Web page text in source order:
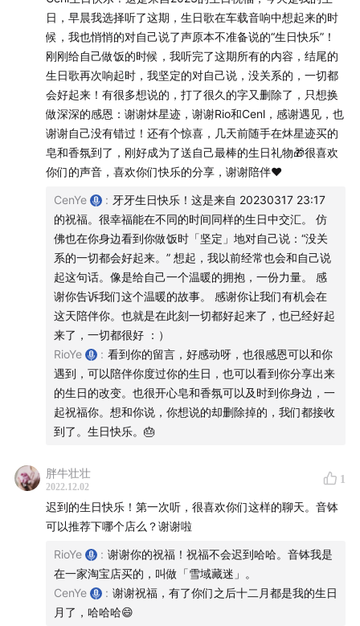
的认知以及其他天马行空的无止尽的意义探讨。
🥳 如果你喜欢我们的节目，欢迎和我们做朋友！
如果你想要支持我们：
1 留言、私信或邮件 告诉我们你的想法
2 和我们一起，传递爱和祝福
3 和我们一起，每天参究自我
4 在「炑星迹」公众号 私信回复「支持」扫描二维码赞
5 在「炑星迹」的 微信/小红书 小店选购适合的产品】
我们的每一个产品都是由 Cen 手作，我们确信「健康的生
活来源于有意识的消费」，非常期待认识和我们一样或者
不一样的，对生活有热情、对生命有热爱的小伙伴们。也
非常感谢大家支持我们继续分享更多的领悟和产品。
参究自我」
E38 疗愈 I 即时破局疗愈法：跳出和识别过去的循环模
E39 疗愈 I 你的情绪就是你的能量
E41 疗愈 I 当你打压「小我」的时候，其实就是在打压
你自己
E42 疗愈 I 冥想是一件快乐的事
E43 参究自我 I 空性：让生命来活你
日，早晨我选择听了这期，生日歌在车载音响中想起来的时
候，我也悄悄的对自己说了声原本不准备说的“生日快乐”！
刚刚给自己做饭的时候，我听完了这期所有的内容，结尾的
生日歌再次响起时，我坚定的对自己说，没关系的，一切都
会好起来！有很多想说的，打了很久的字又删除了，只想换
做深深的感恩：谢谢炑星迹，谢谢Rio和Cenl，感谢遇见，也
谢谢自己没有错过！还有个惊喜，几天前随手在炑星迹买的
皂和香氛到了，刚好成为了送自己最棒的生日礼物🎁很喜欢
你们的声音，喜欢你们快乐的分享，谢谢陪伴♥️
CenYe : 牙牙生日快乐！这是来自 20230317 23:17
的祝福。很幸福能在不同的时间同样的生日中交汇。 仿
佛也在你身边看到你做饭时「坚定」地对自己说：“没关
系的一切都会好起来。” 想起，我以前经常也会和自己说
起这句话。像是给自己一个温暖的拥抱，一份力量。 感
谢你告诉我们这个温暖的故事。 感谢你让我们有机会在
这天陪伴你。也就是在此刻一切都好起来了，也已经好起
来了，一切都很好 ：）
RioYe
: 看到你的留言，好感动呀，也很感恩可以和你
遇到，可以陪伴你度过你的生日，也可以看到你分享出来
的生日的改变。也很开心皂和香氛可以及时到你身边，一
起祝福你。想和你说，你想说的却删除掉的，我们都接收
到了。生日快乐。🎂
胖牛壮壮
2022.12.02
1
迟到的生日快乐！第一次听，很喜欢你们这样的聊天。音钵
可以推荐下哪个店么？谢谢啦
RioYe : 谢谢你的祝福！祝福不会迟到哈哈。音钵我是
在一家淘宝店买的，叫做「雪域藏迷」。
CenYe
: 谢谢祝福，有了你们之后十二月都是我的生日
月了，哈哈哈😄